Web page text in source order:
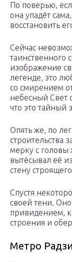
По поверью,
она упадёт
восстановить
Сейчас
таинственного
изображение
легенде, это
со смирением
небесный Свет
что это тайный
Опять же, по
строительства
мерку с
вытёсывал её
стену
Спустя
своей тени.
привидением,
строения и
Метро